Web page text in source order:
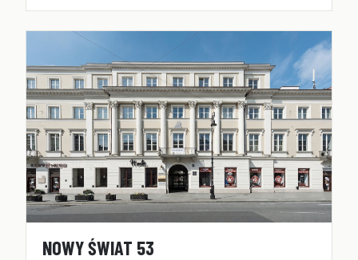
NOWY ŚWIAT 53